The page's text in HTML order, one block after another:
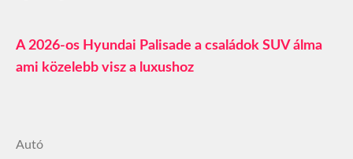
A 2026-os Hyundai Palisade a családok SUV álma
ami közelebb visz a luxushoz
Autó